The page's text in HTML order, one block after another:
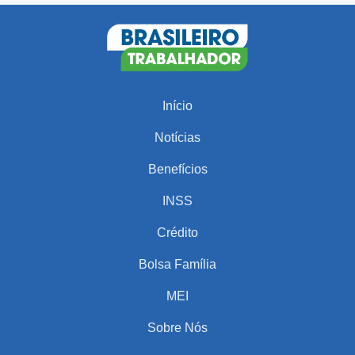
Início
Notícias
Benefícios
INSS
Crédito
Bolsa Família
MEI
Sobre Nós